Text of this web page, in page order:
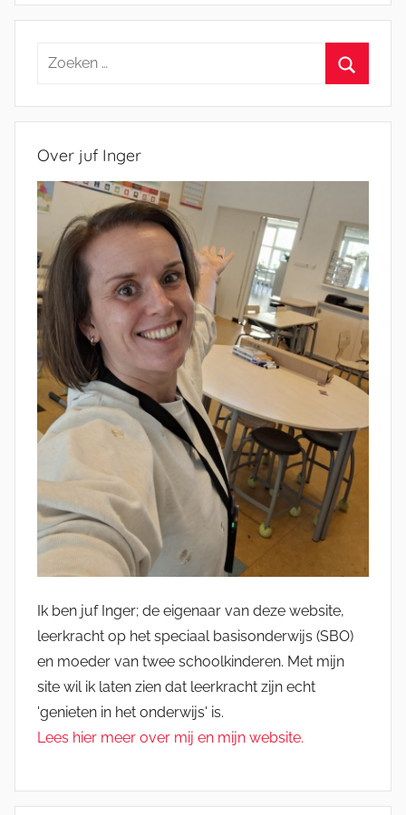
Zoeken
Over juf Inger
Ik ben juf Inger; de eigenaar van deze website,
leerkracht op het speciaal basisonderwijs (SBO)
en moeder van twee schoolkinderen. Met mijn
site wil ik laten zien dat leerkracht zijn echt
'genieten in het onderwijs' is.
Lees hier meer over mij en mijn website.